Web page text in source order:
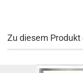
Zu diesem